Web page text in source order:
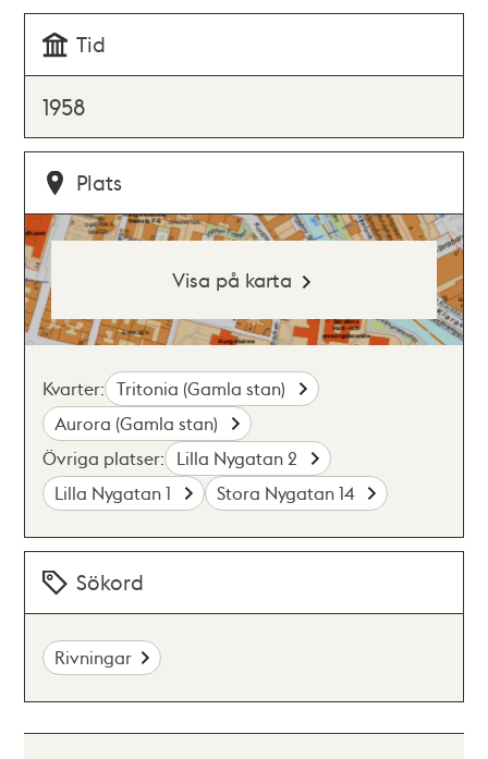
Tid
1958
Plats
Visa på karta
Kvarter: Tritonia (Gamla stan)
Aurora (Gamla stan)
Övriga platser: Lilla Nygatan 2
Lilla Nygatan 1
Stora Nygatan 14
Sökord
Rivningar